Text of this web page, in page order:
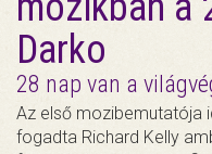
Darko
28 nap van a
Az első mozibemutatója
fogadta Richard Kelly